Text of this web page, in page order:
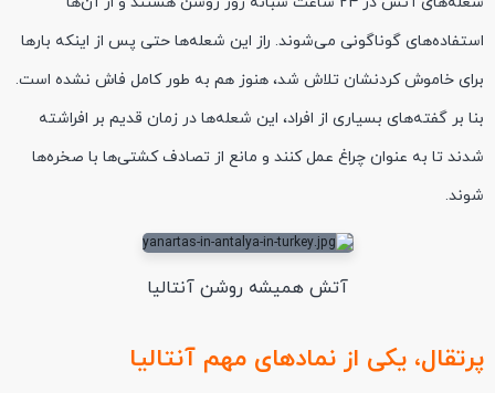
استفاده‌های گوناگونی می‌شوند. راز این شعله‌ها حتی پس از اینکه بارها
برای خاموش کردنشان تلاش شد، هنوز هم به طور کامل فاش نشده است.
بنا بر گفته‌های بسیاری از افراد، این شعله‌ها در زمان قدیم بر افراشته
شدند تا به عنوان چراغ عمل کنند و مانع از تصادف کشتی‌ها با صخره‌ها
شوند.
آتش همیشه روشن آنتالیا
پرتقال، یکی از نمادهای مهم آنتالیا